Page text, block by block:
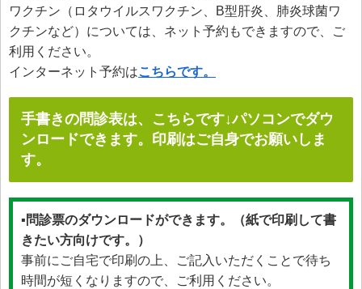
ワクチン（ロタウイルスワクチン、B型肝炎、肺炎球菌ワ
クチンなど）については、ネット予約もできますので、ご
利用ください。
インターネット予約はこちらです。
手書きの問診表は、こちらです↓パソコンでダウ
ンロードできます。印刷はご自身でお願いしま
す。
▪問診票のダウンロードができます。（紙で印刷して書
きたい方向けです。）
事前にご自宅で印刷の上、ご記入いただくことで待ち
時間が短くなりますので、ご利用ください。